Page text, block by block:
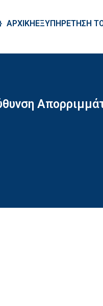
ΑΡΧΙΚΗΕΞΥΠΗΡΕΤΗΣΗ